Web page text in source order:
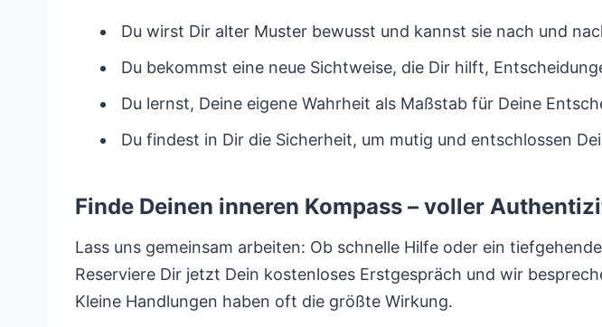
Du wirst Dir alter Muster bewusst und kannst sie nach und
Du bekommst eine neue Sichtweise, die Dir hilft,
Du lernst, Deine eigene Wahrheit als Maßstab für Deine
Du findest in Dir die Sicherheit, um mutig und entschlossen
Finde Deinen inneren Kompass – voller
Lass uns gemeinsam arbeiten: Ob schnelle Hilfe oder ein
Reserviere Dir jetzt Dein kostenloses Erstgespräch und wir
Kleine Handlungen haben oft die größte Wirkung.